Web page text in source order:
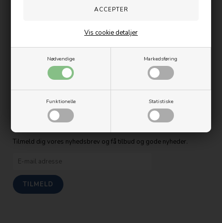
Nødvendige Markedsføring
Funktionelle Statistiske
Vis cookie detaljer
CVR.:
Følg os her
Tilmeld dig vores nyhedsbrev og få tilbud og gode nyheder.